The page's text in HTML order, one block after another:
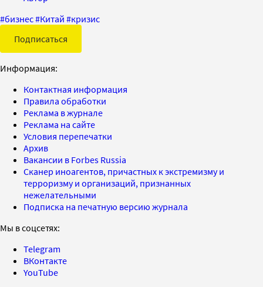
#бизнес#Китай #кризис
Подписаться
Информация:
Контактная информация
Правила обработки
Реклама в журнале
Реклама на сайте
Условия перепечатки
Архив
Вакансии в Forbes Russia
Сканер иноагентов, причастных к экстремизму и
терроризму и организаций, признанных
нежелательными
Подписка на печатную версию журнала
Мы в соцсетях:
Telegram
ВКонтакте
YouTube